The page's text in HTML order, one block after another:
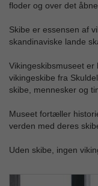
floder og over det
Skibe er essensen af
skandinaviske lande
Vikingeskibsmuseet
vikingeskibe fra
skibe, mennesker og
Museet fortæller
verden med deres
Uden skibe, ingen